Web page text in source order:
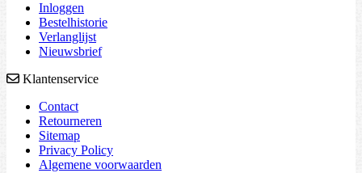
Inloggen
Bestelhistorie
Verlanglijst
Nieuwsbrief
Klantenservice
Contact
Retourneren
Sitemap
Privacy Policy
Algemene voorwaarden